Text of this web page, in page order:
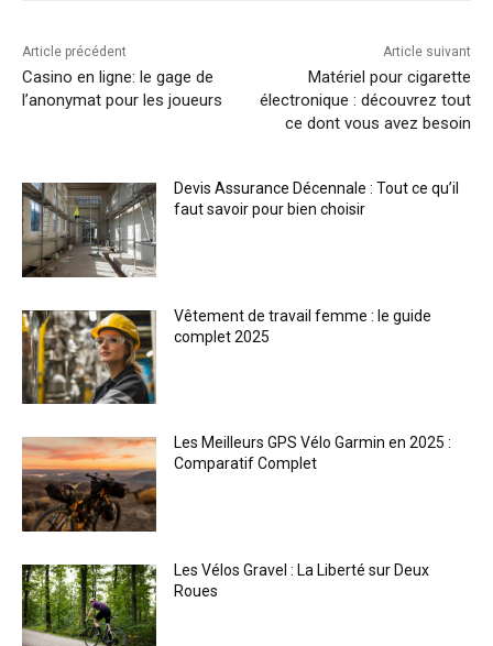
Article précédent
Casino en ligne: le gage de
l’anonymat pour les joueurs
Article suivant
Matériel pour cigarette
électronique : découvrez tout
ce dont vous avez besoin
Devis Assurance Décennale : Tout ce qu’il
faut savoir pour bien choisir
Vêtement de travail femme : le guide
complet 2025
Les Meilleurs GPS Vélo Garmin en 2025 :
Comparatif Complet
Les Vélos Gravel : La Liberté sur Deux
Roues